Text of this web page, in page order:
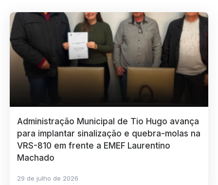
Administração Municipal de Tio Hugo avança
para implantar sinalização e quebra-molas na
VRS-810 em frente a EMEF Laurentino
Machado
29 de julho de 2026